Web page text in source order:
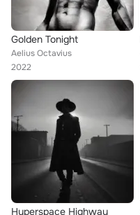
Golden Tonight
Aelius Octavius
2022
Hyperspace Highway